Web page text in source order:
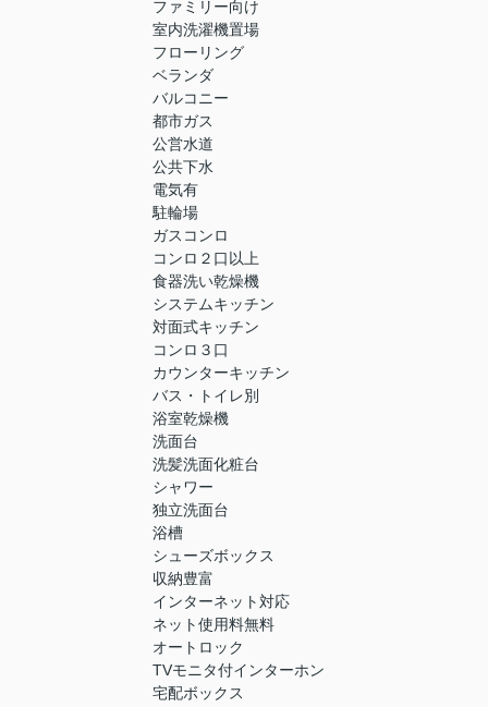
ファミリー向け
室内洗濯機置場
フローリング
ベランダ
バルコニー
都市ガス
公営水道
公共下水
電気有
駐輪場
ガスコンロ
コンロ２口以上
食器洗い乾燥機
システムキッチン
対面式キッチン
コンロ３口
カウンターキッチン
バス・トイレ別
浴室乾燥機
洗面台
洗髪洗面化粧台
シャワー
独立洗面台
浴槽
シューズボックス
収納豊富
インターネット対応
ネット使用料無料
オートロック
TVモニタ付インターホン
宅配ボックス